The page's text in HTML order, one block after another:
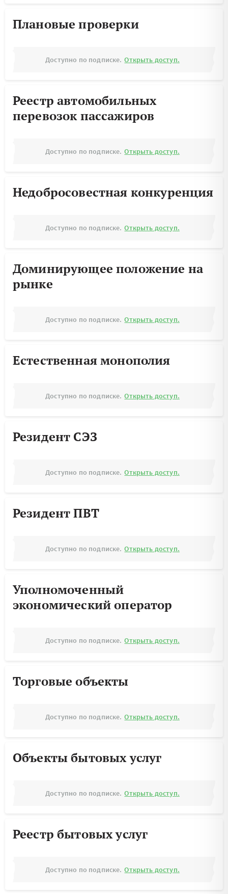
Плановые проверки
Доступно по подписке. Открыть доступ.
Реестр автомобильных
перевозок пассажиров
Доступно по подписке. Открыть доступ.
Недобросовестная конкуренция
Доступно по подписке. Открыть доступ.
Доминирующее положение на
рынке
Доступно по подписке. Открыть доступ.
Естественная монополия
Доступно по подписке. Открыть доступ.
Резидент СЭЗ
Доступно по подписке. Открыть доступ.
Резидент ПВТ
Доступно по подписке. Открыть доступ.
Уполномоченный
экономический оператор
Доступно по подписке. Открыть доступ.
Торговые объекты
Доступно по подписке. Открыть доступ.
Объекты бытовых услуг
Доступно по подписке. Открыть доступ.
Реестр бытовых услуг
Доступно по подписке. Открыть доступ.